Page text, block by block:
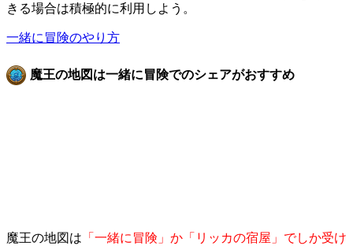
きる場合は積極的に利用しよう。
一緒に冒険のやり方
魔王の地図は一緒に冒険でのシェアがおすすめ
魔王の地図は 「一緒に冒険」か「リッカの宿屋」でしか受け